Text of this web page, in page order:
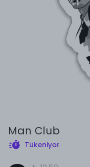
Man Club
Tükeniyor